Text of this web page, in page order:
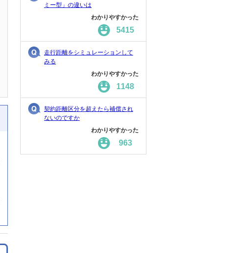
ミー型」の違いは
わかりやすかった
5415
走行距離をシミュレーションして
みる
わかりやすかった
1148
契約距離区分を超えたら補償され
ないのですか
わかりやすかった
963